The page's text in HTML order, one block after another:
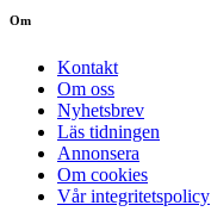
Om
Kontakt
Om oss
Nyhetsbrev
Läs tidningen
Annonsera
Om cookies
Vår integritetspolicy